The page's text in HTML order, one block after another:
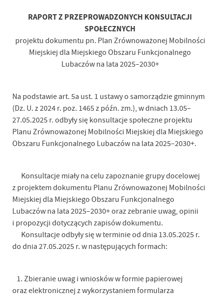
RAPORT Z PRZEPROWADZONYCH KONSULTACJI
SPOŁECZNYCH
projektu dokumentu pn. Plan Zrównoważonej Mobilności
Miejskiej dla Miejskiego Obszaru Funkcjonalnego
Lubaczów na lata 2025–2030+
Na podstawie art. 5a ust. 1 ustawy o samorządzie gminnym
(Dz. U. z 2024 r. poz. 1465 z późn. zm.), w dniach 13.05–
27.05.2025 r. odbyły się konsultacje społeczne projektu
Planu Zrównoważonej Mobilności Miejskiej dla Miejskiego
Obszaru Funkcjonalnego Lubaczów na lata 2025–2030+.
Konsultacje miały na celu zapoznanie grupy docelowej
z projektem dokumentu Planu Zrównoważonej Mobilności
Miejskiej dla Miejskiego Obszaru Funkcjonalnego
Lubaczów na lata 2025–2030+ oraz zebranie uwag, opinii
i propozycji dotyczących zapisów dokumentu.
Konsultacje odbyły się w terminie od dnia 13.05.2025 r.
do dnia 27.05.2025 r. w następujących formach:
1. Zbieranie uwag i wniosków w formie papierowej
oraz elektronicznej z wykorzystaniem formularza